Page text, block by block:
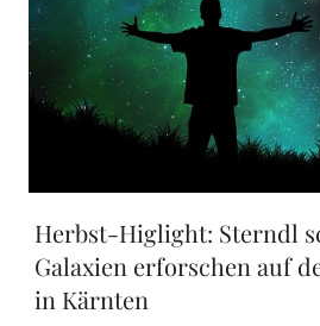
Herbst-Higlight: Sterndl
Galaxien erforschen auf
in Kärnten